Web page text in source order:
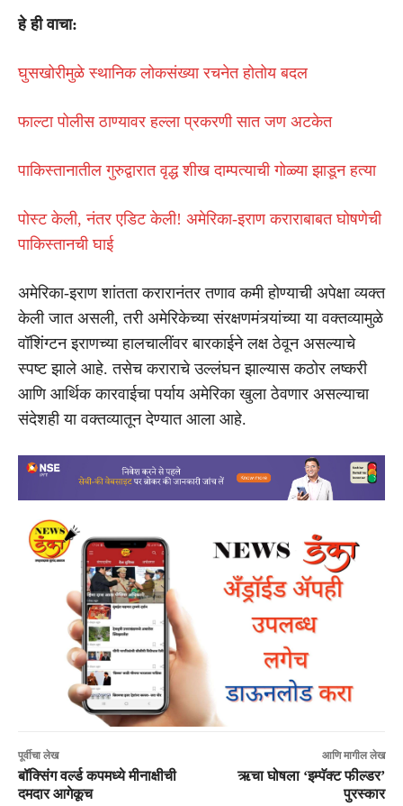
हे ही वाचा:
घुसखोरीमुळे स्थानिक लोकसंख्या रचनेत होतोय बदल
फाल्टा पोलीस ठाण्यावर हल्ला प्रकरणी सात जण अटकेत
पाकिस्तानातील गुरुद्वारात वृद्ध शीख दाम्पत्याची गोळ्या झाडून हत्या
पोस्ट केली, नंतर एडिट केली! अमेरिका-इराण कराराबाबत घोषणेची
पाकिस्तानची घाई
अमेरिका-इराण शांतता करारानंतर तणाव कमी होण्याची अपेक्षा व्यक्त
केली जात असली, तरी अमेरिकेच्या संरक्षणमंत्र्यांच्या या वक्तव्यामुळे
वॉशिंग्टन इराणच्या हालचालींवर बारकाईने लक्ष ठेवून असल्याचे
स्पष्ट झाले आहे. तसेच कराराचे उल्लंघन झाल्यास कठोर लष्करी
आणि आर्थिक कारवाईचा पर्याय अमेरिका खुला ठेवणार असल्याचा
संदेशही या वक्तव्यातून देण्यात आला आहे.
पूर्वीचा लेख
बॉक्सिंग वर्ल्ड कपमध्ये मीनाक्षीची
दमदार आगेकूच
आणि मागील लेख
ऋचा घोषला ‘इम्पॅक्ट फील्डर’
पुरस्कार